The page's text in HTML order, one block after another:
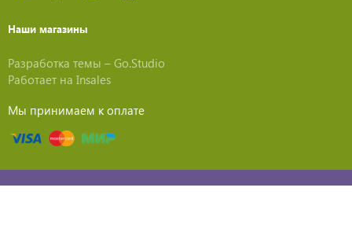
Наши магазины
Разработка темы – Go.Studio
Работает на Insales
Мы принимаем к оплате